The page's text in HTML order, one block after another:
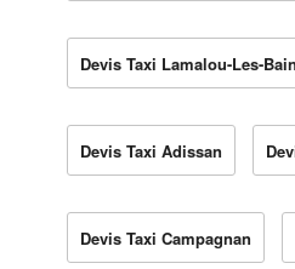
Devis Taxi Lamalou-Les-
Devis Taxi Adissan
Devis Taxi Campagnan